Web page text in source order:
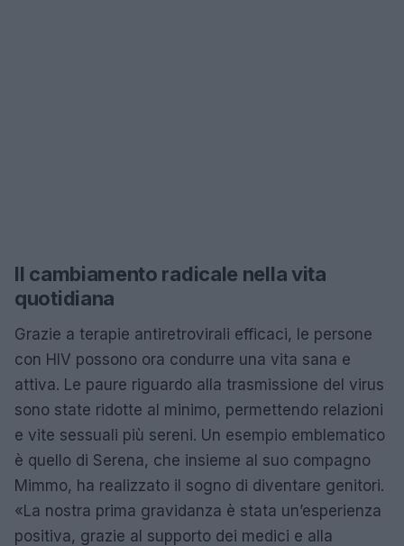
Il cambiamento radicale nella vita
quotidiana
Grazie a terapie antiretrovirali efficaci, le persone
con HIV possono ora condurre una vita sana e
attiva. Le paure riguardo alla trasmissione del virus
sono state ridotte al minimo, permettendo relazioni
e vite sessuali più sereni. Un esempio emblematico
è quello di Serena, che insieme al suo compagno
Mimmo, ha realizzato il sogno di diventare genitori.
«La nostra prima gravidanza è stata un’esperienza
positiva, grazie al supporto dei medici e alla